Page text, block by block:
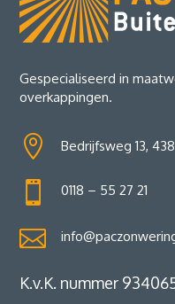
Gespecialiseerd in
overkappingen.
 Bedrijfsweg 13,
 0118 – 55 27 21

K.v.K. nummer